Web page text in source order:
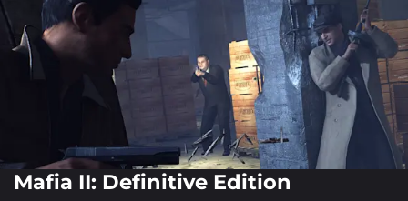
Mafia II: Definitive Edition